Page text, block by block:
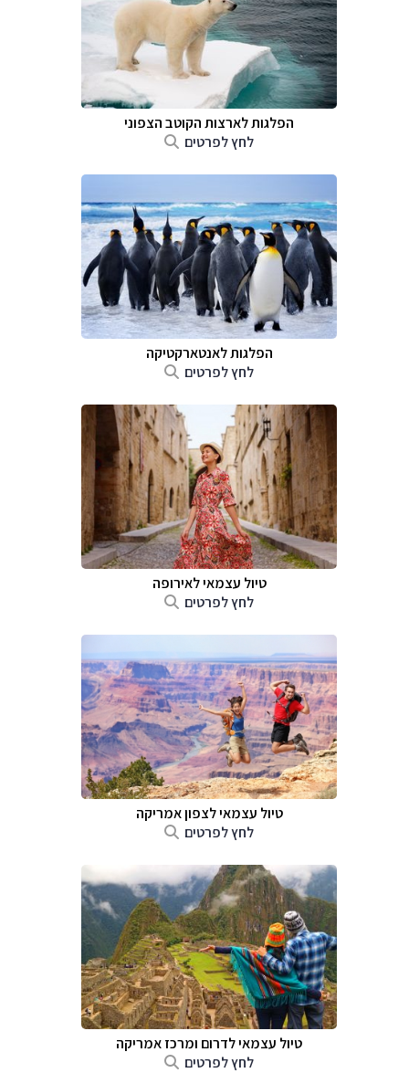
הפלגות לארצות הקוטב הצפוני
לחץ לפרטים
הפלגות לאנטארקטיקה
לחץ לפרטים
טיול עצמאי לאירופה
לחץ לפרטים
טיול עצמאי לצפון אמריקה
לחץ לפרטים
טיול עצמאי לדרום ומרכז אמריקה
לחץ לפרטים